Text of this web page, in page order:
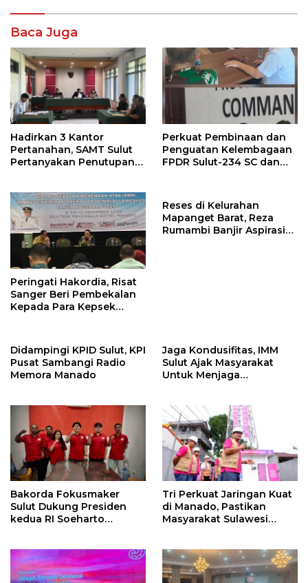
Baca Juga
Hadirkan 3 Kantor
Pertanahan, SAMT Sulut
Pertanyakan Penutupan
Perkuat Pembinaan dan
Penguatan Kelembagaan
FPDR Sulut-234 SC dan
Peringati Hakordia, Risat
Sanger Beri Pembekalan
Kepada Para Kepsek
Reses di Kelurahan
Mapanget Barat, Reza
Rumambi Banjir Aspirasi
Didampingi KPID Sulut, KPI
Pusat Sambangi Radio
Memora Manado
Jaga Kondusifitas, IMM
Sulut Ajak Masyarakat
Untuk Menjaga
Bakorda Fokusmaker
Sulut Dukung Presiden
kedua RI Soeharto
Tri Perkuat Jaringan Kuat
di Manado, Pastikan
Masyarakat Sulawesi
Digital Terbaik